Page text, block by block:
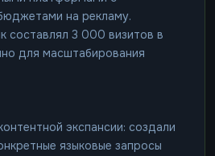
на рекламу.
составлял 3 000 визитов в
для масштабирования
экспансии: создали
языковые запросы